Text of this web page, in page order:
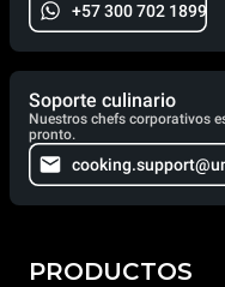
+57 300 702 1899
Soporte culinario
Nuestros chefs corporativos
pronto.
PRODUCTOS